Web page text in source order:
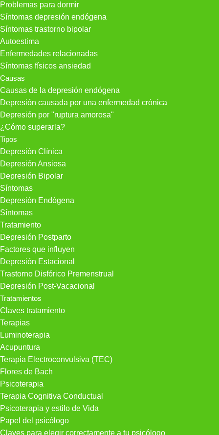
Problemas para dormir
Síntomas depresión endógena
Síntomas trastorno bipolar
Autoestima
Enfermedades relacionadas
Síntomas físicos ansiedad
Causas
Causas de la depresión endógena
Depresión causada por una enfermedad crónica
Depresión por "ruptura amorosa"
¿Cómo superarla?
Tipos
Depresión Clínica
Depresión Ansiosa
Depresión Bipolar
Síntomas
Depresión Endógena
Síntomas
Tratamiento
Depresión Postparto
Factores que influyen
Depresión Estacional
Trastorno Disfórico Premenstrual
Depresión Post-Vacacional
Tratamientos
Claves tratamiento
Terapias
Luminoterapia
Acupuntura
Terapia Electroconvulsiva (TEC)
Flores de Bach
Psicoterapia
Terapia Cognitiva Conductual
Psicoterapia y estilo de Vida
Papel del psicólogo
Claves para elegir correctamente a tu psicólogo